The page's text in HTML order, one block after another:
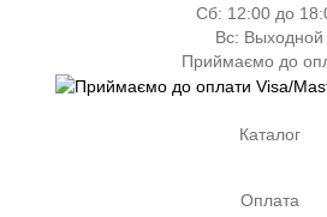
Сб: 12:00 до
Вс: Выходной
Приймаємо до
Каталог
Оплата